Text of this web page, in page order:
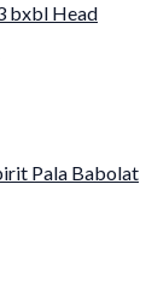
Head
Pala Babolat